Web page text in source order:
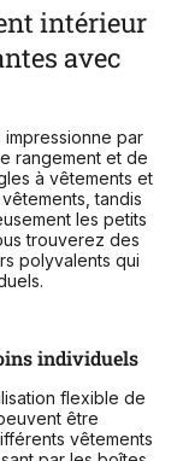
intérieur
avec
par
rangement et de
à vêtements et
tandis
les petits
trouverez des
polyvalents qui
individuels
flexible de
être
vêtements